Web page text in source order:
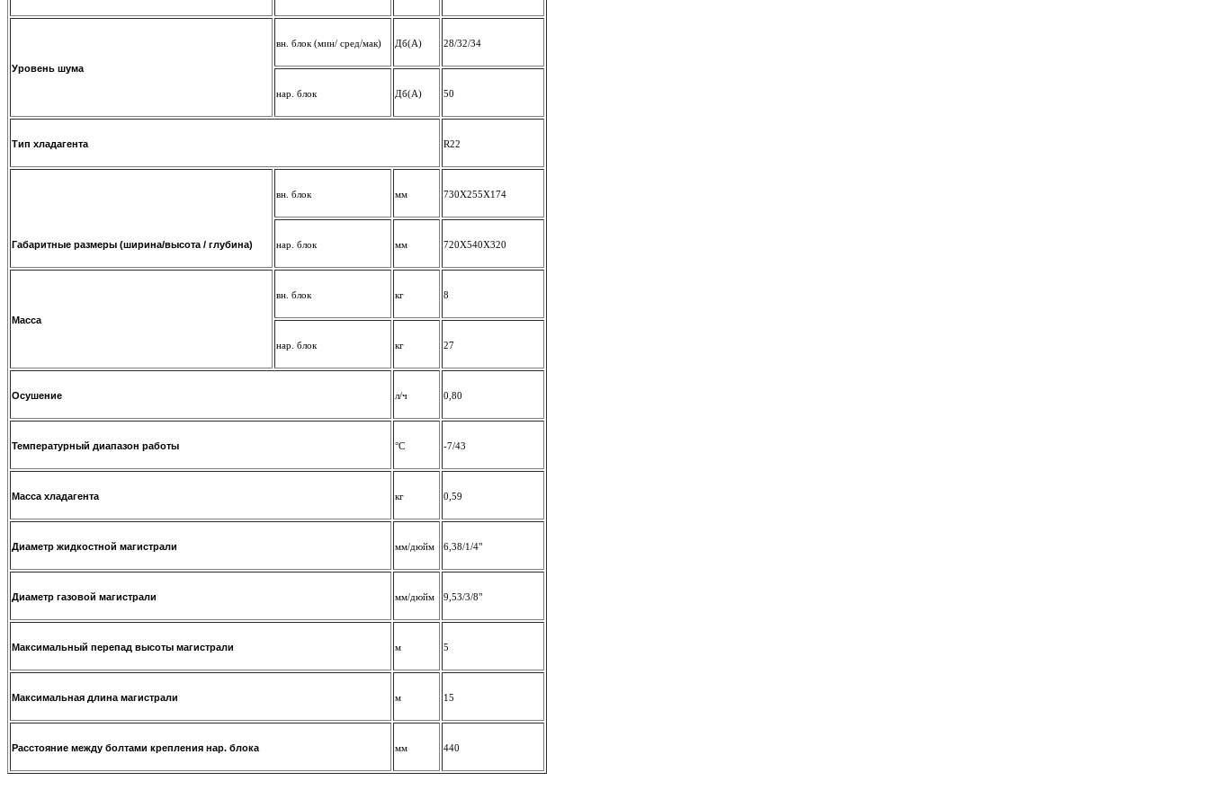
Уровень шума
вн. блок (мин/ сред/мак) Дб(А) 28/32/34
нар. блок Дб(А) 50
Тип хладагента R22
Габаритные размеры (ширина/высота / глубина)
вн. блок мм 730Х255Х174
нар. блок мм 720Х540Х320
Масса
вн. блок кг 8
нар. блок кг 27
Осушение л/ч 0,80
Температурный диапазон работы °С -7/43
Масса хладагента кг 0,59
Диаметр жидкостной магистрали мм/дюйм 6,38/1/4"
Диаметр газовой магистрали мм/дюйм 9,53/3/8"
Максимальный перепад высоты магистрали м 5
Максимальная длина магистрали м 15
Расстояние между болтами крепления нар. блока мм 440